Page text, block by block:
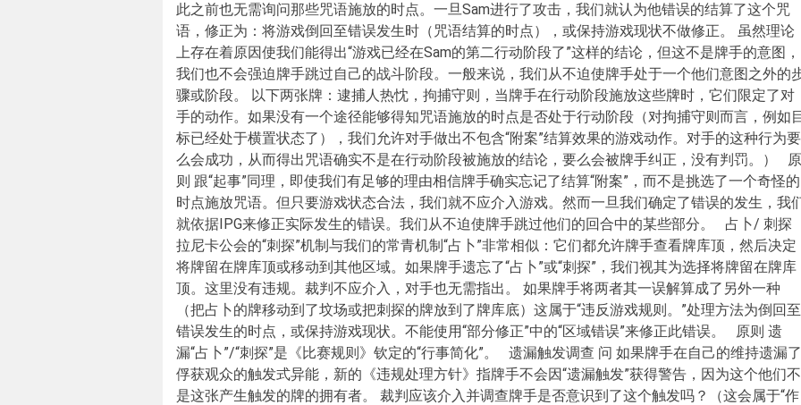
此之前也无需询问那些咒语施放的时点。一旦Sam进行了攻击，我们就认为他错误的结算了这个咒
语，修正为：将游戏倒回至错误发生时（咒语结算的时点），或保持游戏现状不做修正。 虽然理论
上存在着原因使我们能得出“游戏已经在Sam的第二行动阶段了”这样的结论，但这不是牌手的意图，
我们也不会强迫牌手跳过自己的战斗阶段。一般来说，我们从不迫使牌手处于一个他们意图之外的
骤或阶段。 以下两张牌：逮捕人热忱，拘捕守则，当牌手在行动阶段施放这些牌时，它们限定了对
手的动作。如果没有一个途径能够得知咒语施放的时点是否处于行动阶段（对拘捕守则而言，例如
标已经处于横置状态了），我们允许对手做出不包含“附案”结算效果的游戏动作。对手的这种行为要
么会成功，从而得出咒语确实不是在行动阶段被施放的结论，要么会被牌手纠正，没有判罚。） 原
则 跟“起事”同理，即使我们有足够的理由相信牌手确实忘记了结算“附案”，而不是挑选了一个奇怪的
时点施放咒语。但只要游戏状态合法，我们就不应介入游戏。然而一旦我们确定了错误的发生，我
就依据IPG来修正实际发生的错误。我们从不迫使牌手跳过他们的回合中的某些部分。 占卜/ 刺探
拉尼卡公会的“刺探”机制与我们的常青机制“占卜”非常相似：它们都允许牌手查看牌库顶，然后决定
将牌留在牌库顶或移动到其他区域。如果牌手遗忘了“占卜”或“刺探”，我们视其为选择将牌留在牌库
顶。这里没有违规。裁判不应介入，对手也无需指出。 如果牌手将两者其一误解算成了另外一种
（把占卜的牌移动到了坟场或把刺探的牌放到了牌库底）这属于“违反游戏规则。”处理方法为倒回至
错误发生的时点，或保持游戏现状。不能使用“部分修正”中的“区域错误”来修正此错误。 原则 遗
漏“占卜”/“刺探”是《比赛规则》钦定的“行事简化”。 遗漏触发调查 问 如果牌手在自己的维持遗漏了
俘获观众的触发式异能，新的《违规处理方针》指牌手不会因“遗漏触发”获得警告，因为这个他们不
是这张产生触发的牌的拥有者。 裁判应该介入并调查牌手是否意识到了这个触发吗？（这会属于“作